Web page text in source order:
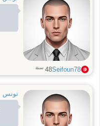
Seifoun78
48 سنة
تونس